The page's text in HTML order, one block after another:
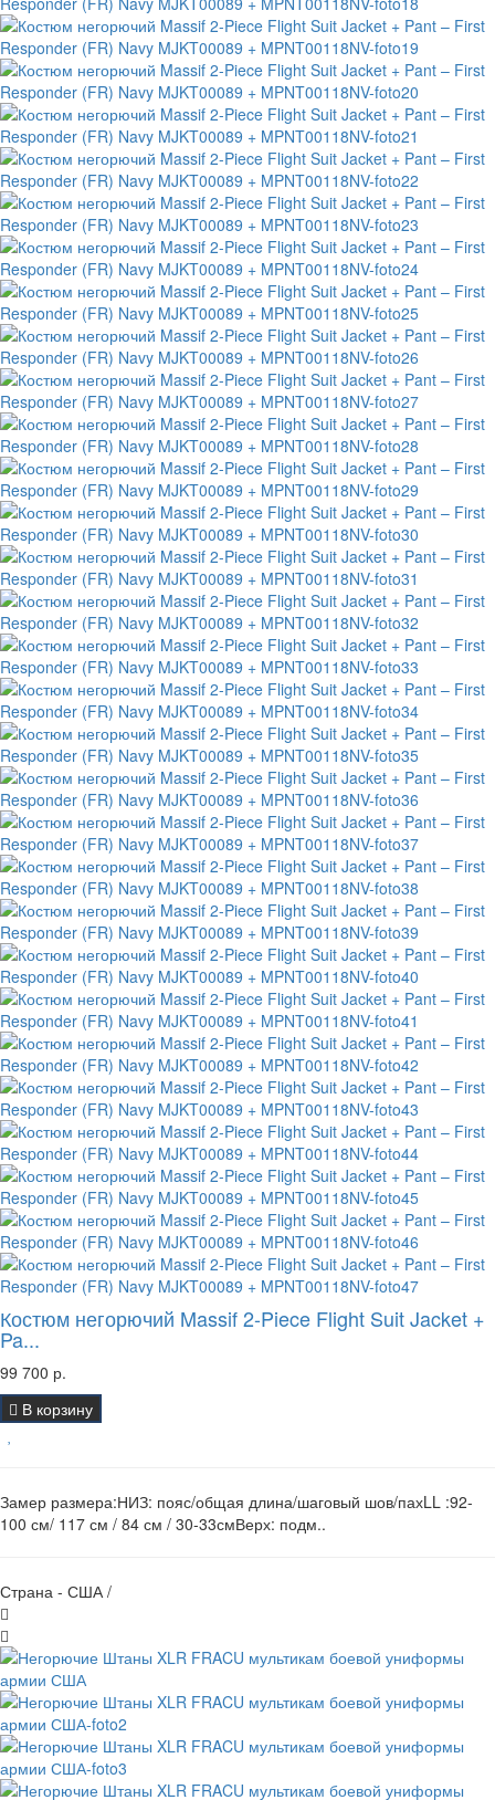
Костюм негорючий Massif 2-Piece Flight Suit Jacket +
Pa...
99 700 р.
В корзину
Замер размера:НИЗ: пояс/общая длина/шаговый шов/пахLL :92-
100 см/ 117 см / 84 см / 30-33смВерх: подм..
Страна - США /